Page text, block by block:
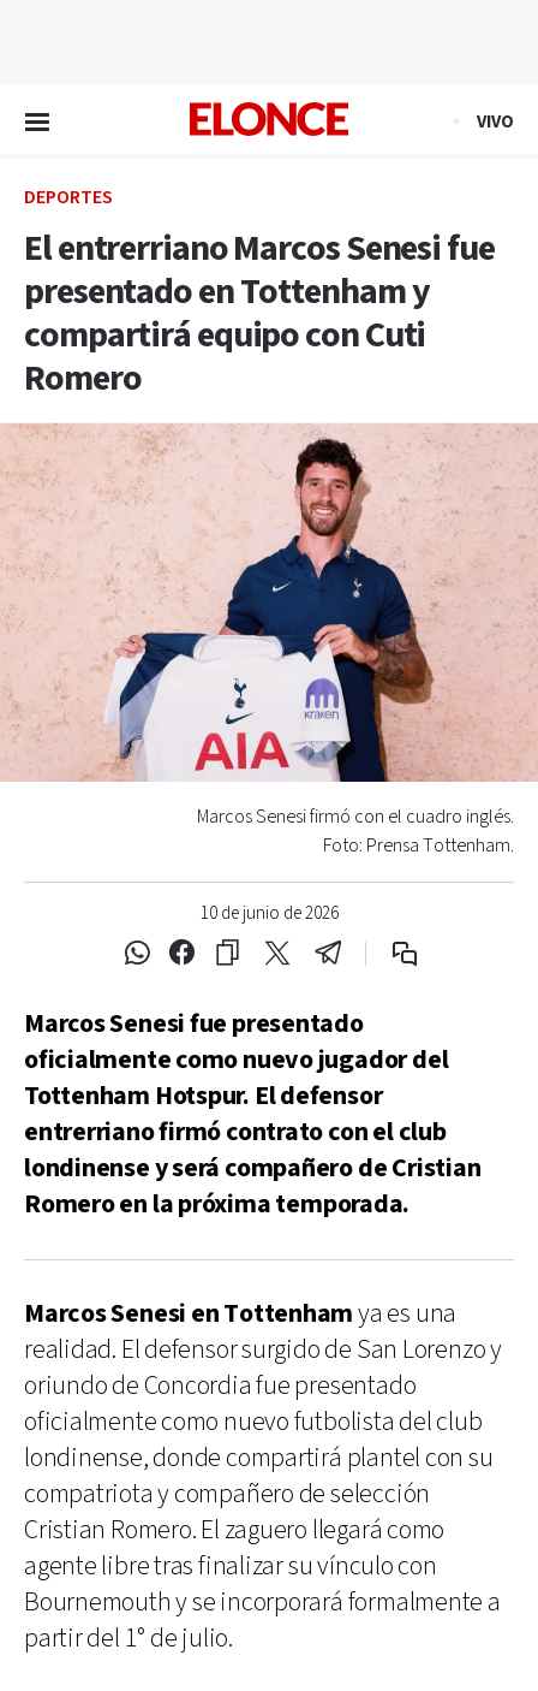
VIVO
DEPORTES
El entrerriano Marcos Senesi fue
presentado en Tottenham y
compartirá equipo con Cuti
Romero
10 de junio de 2026
Marcos Senesi firmó con el cuadro inglés.
Foto: Prensa Tottenham.
Marcos Senesi fue presentado
oficialmente como nuevo jugador del
Tottenham Hotspur. El defensor
entrerriano firmó contrato con el club
londinense y será compañero de Cristian
Romero en la próxima temporada.
Marcos Senesi en Tottenhamya es una
realidad. El defensor surgido de San Lorenzo y
oriundo de Concordia fue presentado
oficialmente como nuevo futbolista del club
londinense, donde compartirá plantel con su
compatriota y compañero de selección
Cristian Romero. El zaguero llegará como
agente libre tras finalizar su vínculo con
Bournemouth y se incorporará formalmente a
partir del 1° de julio.